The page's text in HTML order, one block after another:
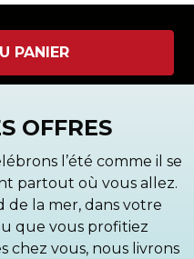
PANIER
OFFRES
l’été comme il se
partout où vous allez.
de la mer, dans votre
que vous profitiez
chez vous, nous livrons